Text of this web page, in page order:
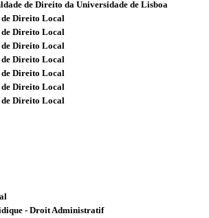
de Direito da Universidade de Lisboa
de Direito Local
de Direito Local
de Direito Local
de Direito Local
de Direito Local
de Direito Local
de Direito Local
- Droit Administratif